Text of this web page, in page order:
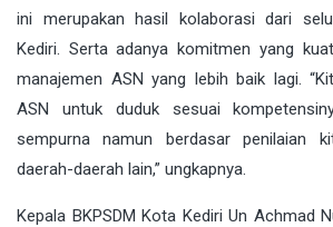
ini merupakan hasil kolaborasi dari
Kediri. Serta adanya komitmen yang
manajemen ASN yang lebih baik lagi.
ASN untuk duduk sesuai
sempurna namun berdasar penilaian
daerah-daerah lain,” ungkapnya.
Kepala BKPSDM Kota Kediri Un Achmad